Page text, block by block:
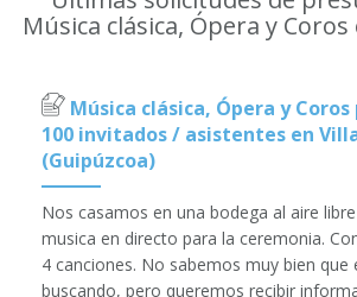
Música clásica, Ópera y
Música clásica, Ópera y
100 invitados / asistentes en
(Guipúzcoa)
Nos casamos en una bodega al aire
musica en directo para la ceremonia.
4 canciones. No sabemos muy bien que
buscando, pero queremos recibir